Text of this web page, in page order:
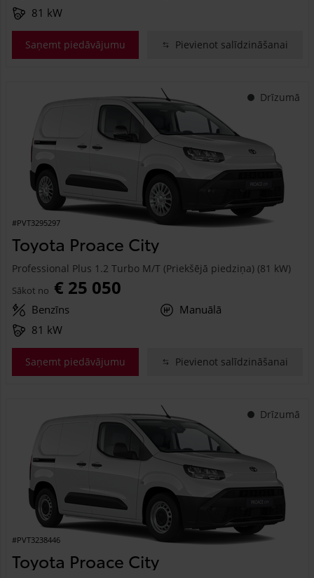
81 kW
Saņemt piedāvājumu Pievienot salīdzināšanai
Drīzumā
#PVT3295297
Toyota Proace City
Professional Plus 1.2 Turbo M/T (Priekšējā piedziņa) (81 kW)
Sākot no € 25 050
Benzīns
Manuālā
81 kW
Saņemt piedāvājumu Pievienot salīdzināšanai
Drīzumā
#PVT3238446
Toyota Proace City